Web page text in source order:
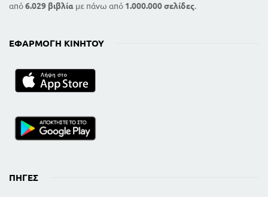
από6.029 βιβλία με πάνω από 1.000.000 σελίδες.
ΕΦΑΡΜΟΓΉ ΚΙΝΗΤΟΎ
ΠΗΓΈΣ